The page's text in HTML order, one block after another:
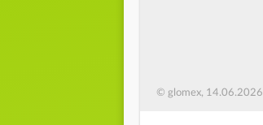
© glomex, 14.06.2026